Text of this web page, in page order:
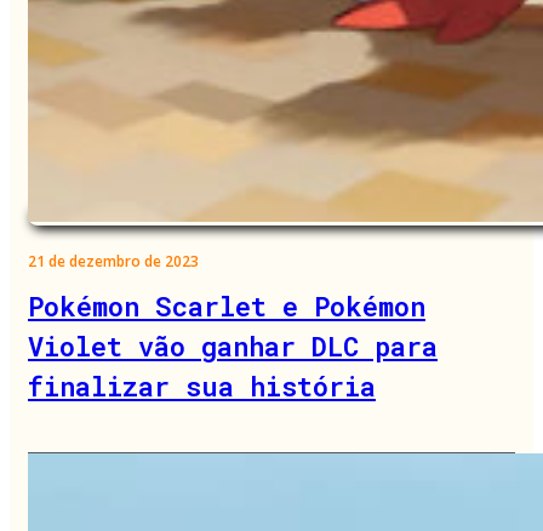
21 de dezembro de 2023
Pokémon Scarlet e Pokémon
Violet vão ganhar DLC para
finalizar sua história